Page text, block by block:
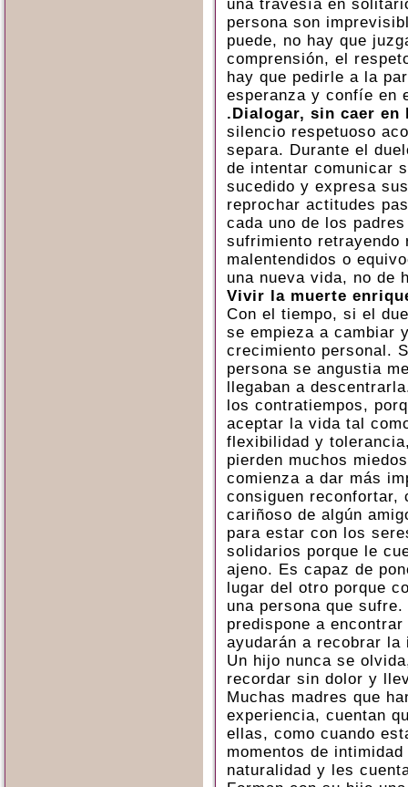
una travesía en
persona son
puede, no hay que
comprensión, el
hay que pedirle a la
esperanza y confíe en
.Dialogar, sin caer
silencio respetuoso
separa. Durante el
de intentar comunicar
sucedido y expresa
reprochar actitudes
cada uno de los
sufrimiento retrayendo
malentendidos o
una nueva vida, no de
Vivir la muerte
Con el tiempo, si el
se empieza a cambiar
crecimiento personal.
persona se angustia
llegaban a
los contratiempos,
aceptar la vida tal
flexibilidad y
pierden muchos
comienza a dar más
consiguen reconfortar,
cariñoso de algún
para estar con los
solidarios porque le
ajeno. Es capaz de
lugar del otro porque
una persona que
predispone a
ayudarán a recobrar
Un hijo nunca se
recordar sin dolor y
Muchas madres que
experiencia, cuentan
ellas, como cuando
momentos de
naturalidad y les